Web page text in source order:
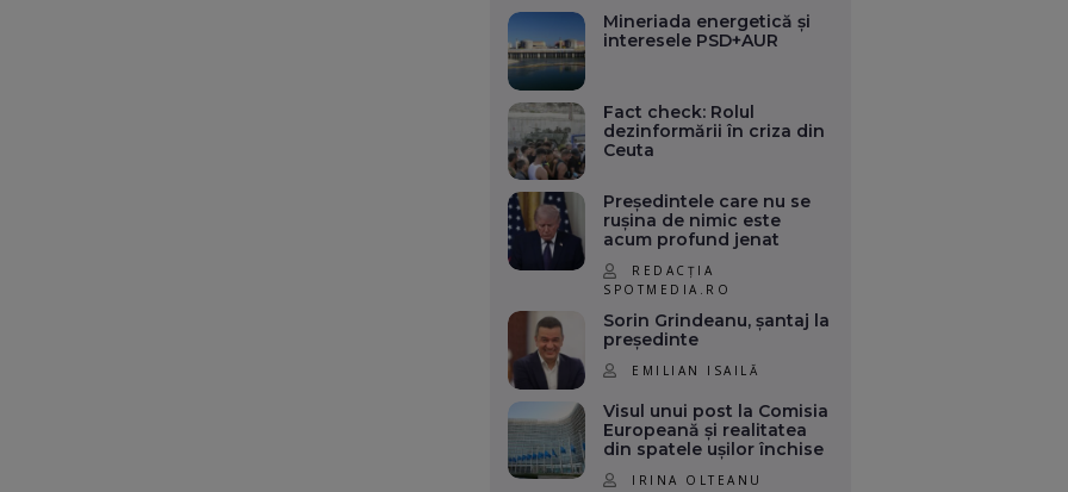
Mineriada energetică și
interesele PSD+AUR
Fact check: Rolul
dezinformării în criza din
Ceuta
Președintele care nu se
rușina de nimic este
acum profund jenat
REDACȚIA
SPOTMEDIA.RO
Sorin Grindeanu, șantaj la
președinte
EMILIAN ISAILĂ
Visul unui post la Comisia
Europeană și realitatea
din spatele ușilor închise
IRINA OLTEANU